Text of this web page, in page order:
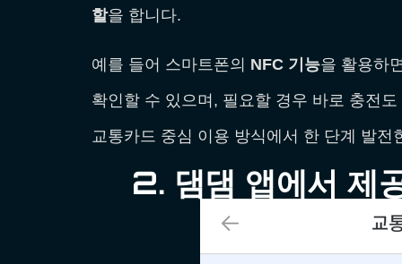
할을 합니다.
예를 들어 스마트폰의 NFC 기능을 활용하
확인할 수 있으며, 필요할 경우 바로 충전
교통카드 중심 이용 방식에서 한 단계 발전
2. 댐댐 앱에서 제